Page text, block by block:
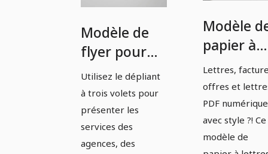
Modèle de
flyer pour
les agences,
designers et
rédacteurs
Utilisez le dépliant
à trois volets pour
présenter les
services des
agences, des
Modèle
papier à
lettres
pour
agences,
designers
et
Lettres,
offres et
PDF
avec style ?! Ce
modèle de